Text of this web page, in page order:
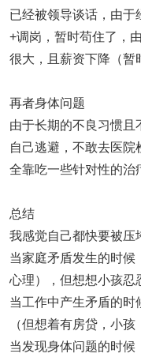
已经被领导谈话，由于
+调岗，暂时苟住了，
很大，且薪资下降（暂
再者身体问题
由于长期的不良习惯且
自己逃避，不敢去医院
全靠吃一些针对性的治
总结
我感觉自己都快要被压
当家庭矛盾发生的时候
心理），但想想小孩忍
当工作中产生矛盾的时
（但想着有房贷，小孩
当发现身体问题的时